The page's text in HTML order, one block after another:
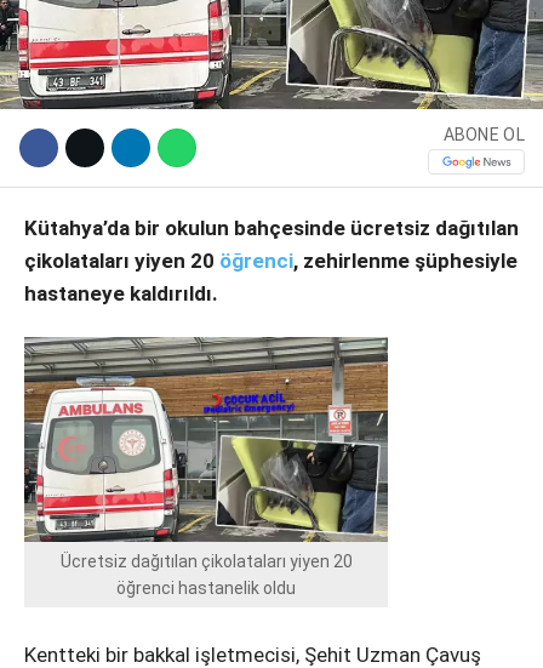
Facebook
Instagram
ABONE OL
Kütahya’da bir okulun bahçesinde ücretsiz dağıtılan
çikolataları yiyen 20 öğrenci, zehirlenme şüphesiyle
hastaneye kaldırıldı.
Ücretsiz dağıtılan çikolataları yiyen 20
öğrenci hastanelik oldu
Kentteki bir bakkal işletmecisi, Şehit Uzman Çavuş